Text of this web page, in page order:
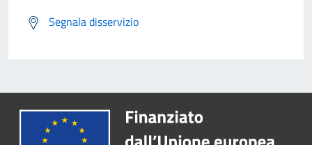
Segnala disservizio